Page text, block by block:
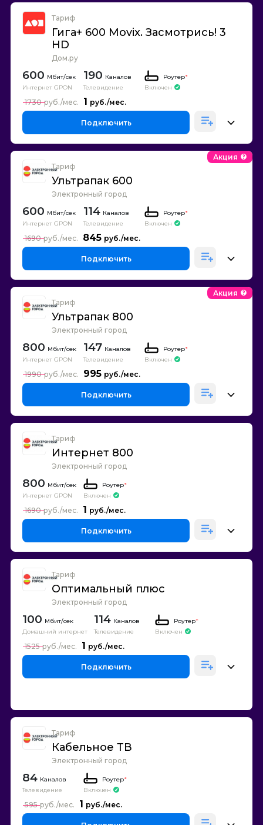
Тариф
Гига+ 600 Movix. Засмотрись! 3
HD
Дом.ру
600
Интернет GPON
190 Каналов
Телевидение
Роутер*
Включен
1
1730
Подключить
Тариф
Ультрапак 600
Электронный город
Акция
600
Интернет GPON
114 Каналов
Телевидение
Роутер*
Включен
845
1690
Подключить
Тариф
Ультрапак 800
Электронный город
Акция
800
Интернет GPON
147 Каналов
Телевидение
Роутер*
Включен
995
1990
Подключить
Тариф
Интернет 800
Электронный город
800
Интернет GPON
Роутер*
Включен
1
1690
Подключить
Тариф
Оптимальный плюс
Электронный город
100
Домашний интернет
114 Каналов
Телевидение
Роутер*
Включен
1
1525
Подключить
Тариф
Кабельное ТВ
Электронный город
84 Каналов
Телевидение
Роутер*
Включен
1
595